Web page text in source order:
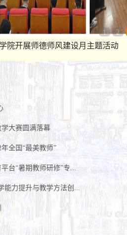
1 2
院开展师德师风建设月主题活动
大赛圆满落幕
全国“最美教师”
台“暑期教师研修”专...
能力提升与教学方法创...